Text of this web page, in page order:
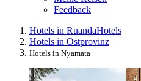
Feedback
Hotels in RuandaHotels
Hotels in Ostprovinz
Hotels in Nyamata